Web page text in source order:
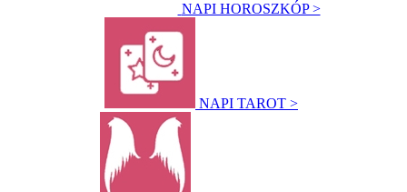
NAPI HOROSZKÓP >
NAPI TAROT >